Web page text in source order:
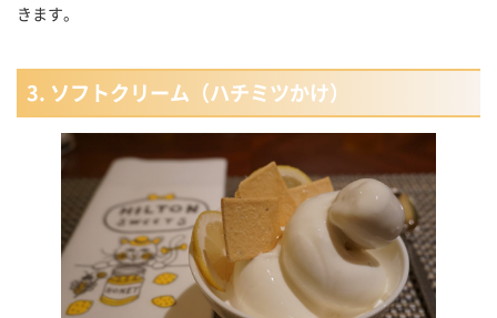
きます。
3. ソフトクリーム（ハチミツかけ）